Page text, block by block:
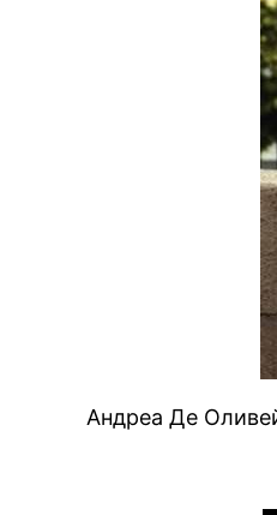
Андреа Де